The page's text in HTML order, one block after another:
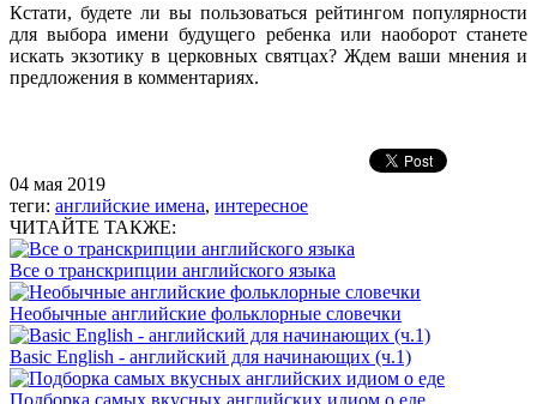
Кстати, будете ли вы пользоваться рейтингом популярности
для выбора имени будущего ребенка или наоборот станете
искать экзотику в церковных святцах? Ждем ваши мнения и
предложения в комментариях.
04 мая 2019
теги: английские имена, интересное
ЧИТАЙТЕ ТАКЖЕ:
Все о транскрипции английского языка
Необычные английские фольклорные словечки
Basic English - английский для начинающих (ч.1)
Подборка самых вкусных английских идиом о еде